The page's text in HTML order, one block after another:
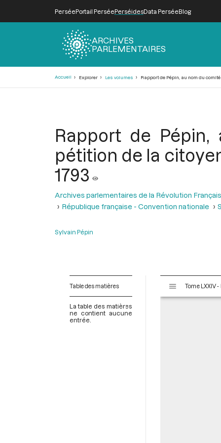
PerséePortail PerséePerséidesData PerséeBlog
ARCHIVES
PARLEMENTAIRES
Accueil Explorer Les volumes Rapport de Pépin, au nom du
Rapport de
pétition de la
1793
Archives parlementaires de la Révolution
République française - Convention nationale
Sylvain Pépin
Table des matières
La table des matières
ne contient aucune
entrée.
s